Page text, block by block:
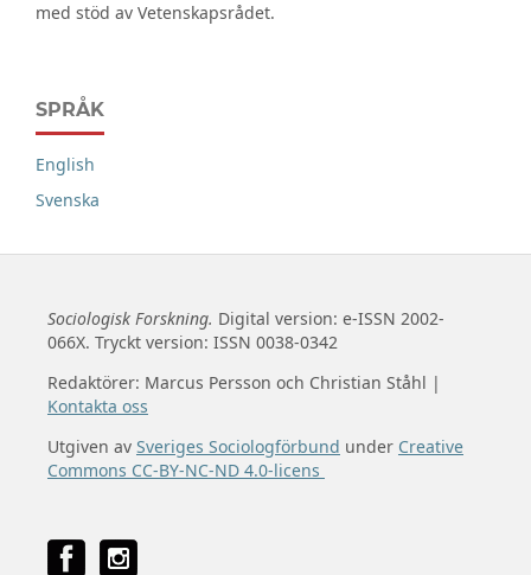
med stöd av Vetenskapsrådet.
SPRÅK
English
Svenska
Sociologisk Forskning. Digital version: e-ISSN 2002-
066X. Tryckt version: ISSN 0038-0342
Redaktörer: Marcus Persson och Christian Ståhl |
Kontakta oss
Utgiven av Sveriges Sociologförbund under Creative
Commons CC-BY-NC-ND 4.0-licens